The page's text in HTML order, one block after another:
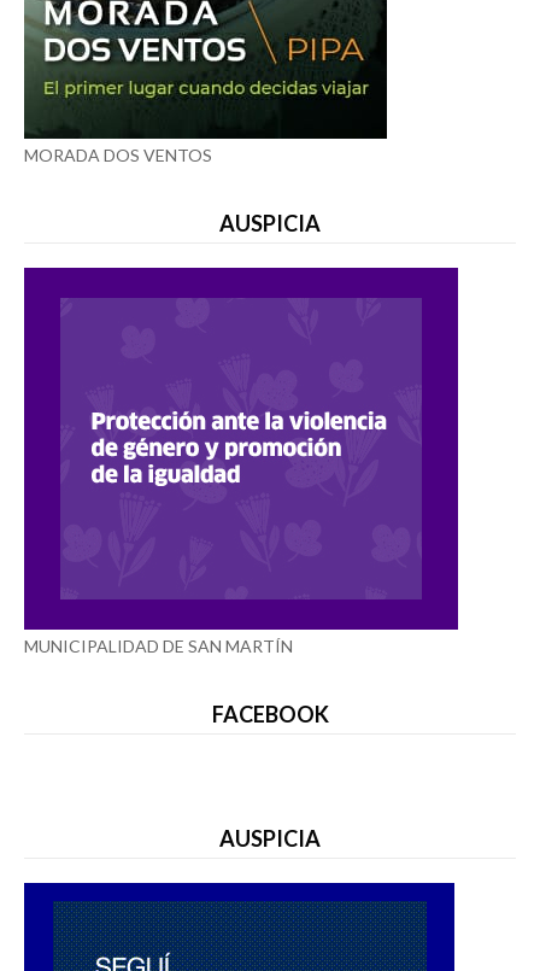
MORADA DOS VENTOS
AUSPICIA
MUNICIPALIDAD DE SAN MARTÍN
FACEBOOK
AUSPICIA